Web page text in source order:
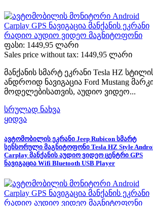
ფასი: 1449,95 ლარი
Sales price without tax: 1449,95 ლარი
მანქანის სმარტ ეკრანი Tesla HZ
ანდროიდ ნავიგაცია Ford Mustang
მოდელებისათვის, აუდიო ვიდეო...
სრულად ნახვა
ყიდვა
ავტომობილის ეკრანი Jeep Rubicon სმარტ
სენსორული მაგნიტოფონი Tesla HZ Style
Carplay მანქანის აუდიო ვიდეო ცენტრი GPS
ნავიგაცია Wifi Bluetooth USB Player